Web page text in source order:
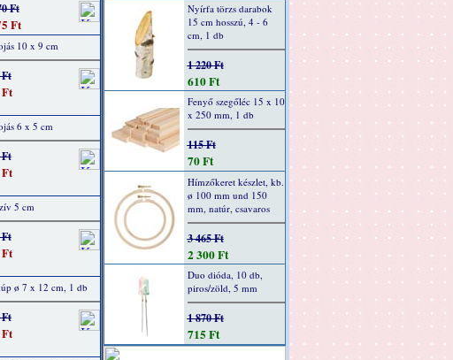
Ft
Ft
10 x 9 cm
6 x 5 cm
5 cm
ø 7 x 12 cm, 1 db
Nyírfa törzs darabok
15 cm hosszú, 4 - 6
cm, 1 db
1 220 Ft
610 Ft
Fenyő szegőléc 15 x 10
x 250 mm, 1 db
115 Ft
70 Ft
Hímzőkeret készlet, kb.
ø 100 mm und 150
mm, natúr, csavaros
3 465 Ft
2 300 Ft
Duo dióda, 10 db,
piros/zöld, 5 mm
1 870 Ft
715 Ft